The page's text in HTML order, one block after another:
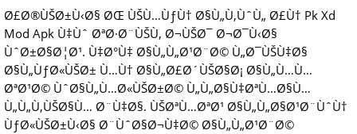
Ø£Ø®ÙŠØ±Ù‹Ø§ ØŒ ÙŠÙ…ÙƒÙ† Ø§Ù„Ù‚ÙˆÙ„ Ø£Ù† Pk Xd
Mod Apk Ù‡Ùˆ ØªØ·Ø¨ÙŠÙ‚ Ø¬ÙŠØ¯ Ø¬Ø¯Ù‹Ø§
ÙˆØ±Ø§Ø¦Ø¹. Ù‡Ø°Ù‡ Ø§Ù„Ù„Ø¹Ø¨Ø© Ù„Ø¯ÙŠÙ‡Ø§
Ø§Ù„ÙƒØ«ÙŠØ± Ù…Ù† Ø§Ù„Ø£Ø´ÙŠØ§Ø¡ Ø§Ù„Ù…Ù…
ØªØ¹Ø© ÙˆØ§Ù„Ù…Ø«ÙŠØ±Ø© Ù„Ù„Ø§Ù‡ØªÙ…Ø§Ù…
Ù„Ù„Ù‚ÙŠØ§Ù… Ø¨Ù‡Ø§. ÙŠØªÙ…ØªØ¹ Ø§Ù„Ù„Ø§Ø¹Ø¨ÙˆÙ†
ÙƒØ«ÙŠØ±Ù‹Ø§ Ø¨ÙˆØ§Ø¬Ù‡Ø© Ø§Ù„Ù„Ø¹Ø¨Ø©